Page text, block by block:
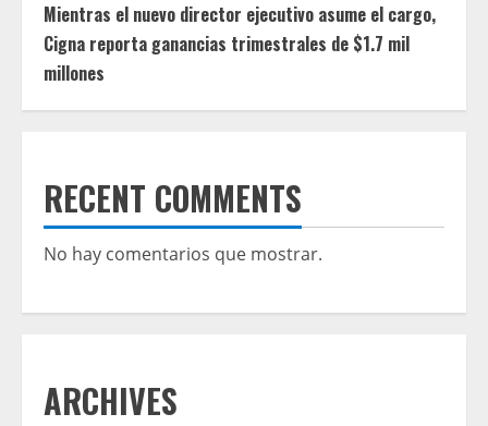
Mientras el nuevo director ejecutivo asume el cargo,
Cigna reporta ganancias trimestrales de $1.7 mil
millones
RECENT COMMENTS
No hay comentarios que mostrar.
ARCHIVES